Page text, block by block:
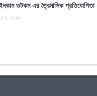
ডটকম এর ত্রৈমাসিক
২০১৫